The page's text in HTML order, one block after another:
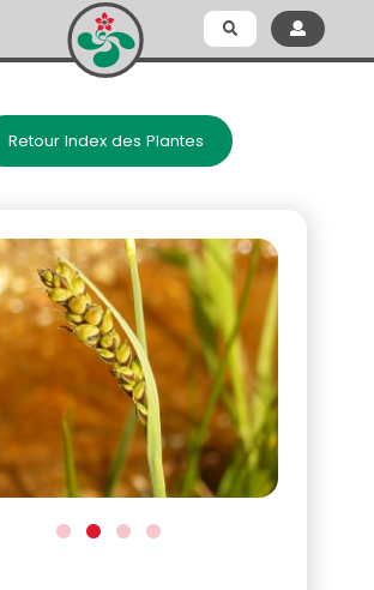
Retour Index des Plantes